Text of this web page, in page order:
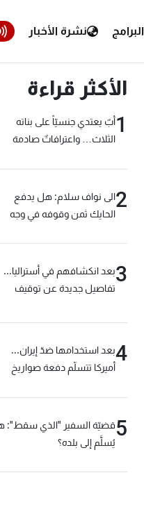
البرامج نشرة الأخبار
الأكثر قراءة
1أبٌ يعتدي جنسيّاً على بناته
الثلاث… واعترافاتٌ صادمة
2الى نواف سلام: هل يدفع
الحايك ثمن وقوفه في وجه
3بعد انكشافهم في أستراليا...
تفاصيل جديدة عن توقيف
4بعد استخدامها ضدّ إيران...
أميركا تتسلّم دفعة صواريخ
5قضيّة السفير "الذي سقط":
يُسلَّم إلى بلده؟